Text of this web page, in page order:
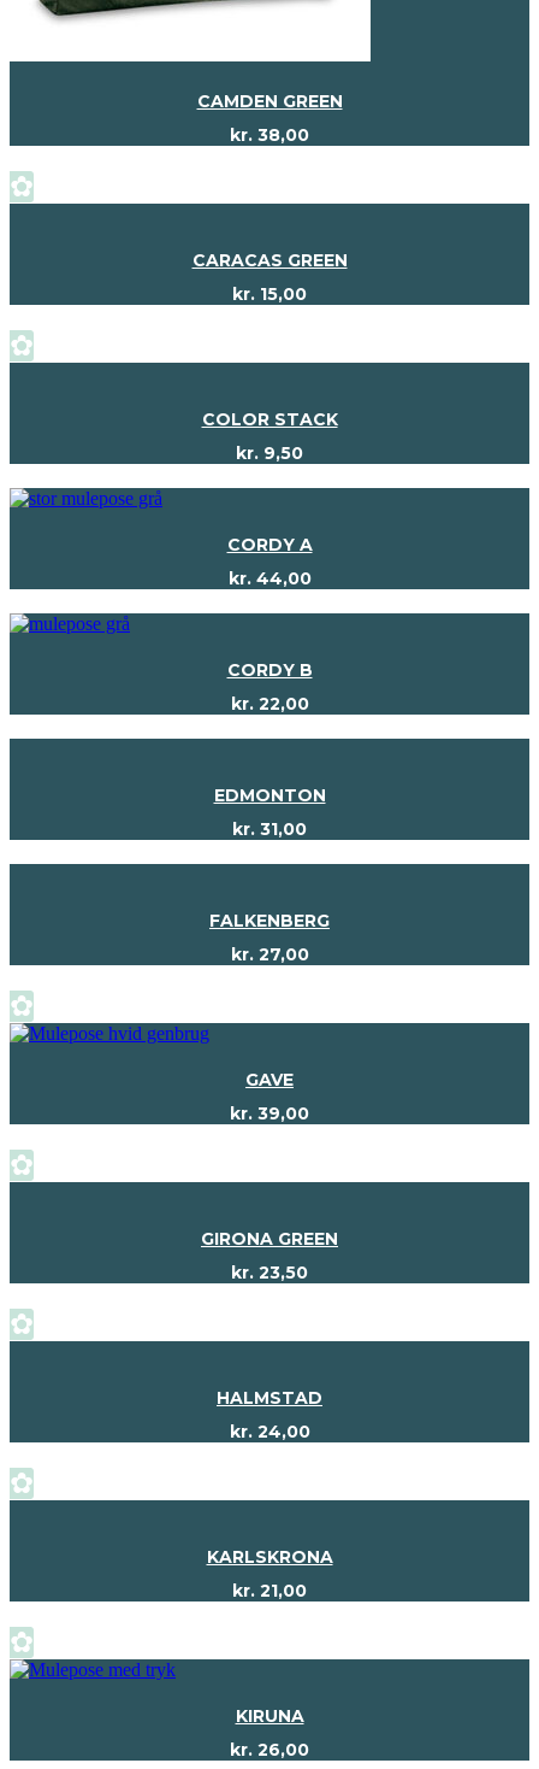
CAMDEN GREEN
kr. 38,00
✿
CARACAS GREEN
kr. 15,00
✿
COLOR STACK
kr. 9,50
CORDY A
kr.44,00
CORDY B
kr.22,00
EDMONTON
kr. 31,00
FALKENBERG
kr.27,00
✿
GAVE
kr. 39,00
✿
GIRONA GREEN
kr. 23,50
✿
HALMSTAD
kr.24,00
✿
KARLSKRONA
kr. 21,00
✿
KIRUNA
kr. 26,00